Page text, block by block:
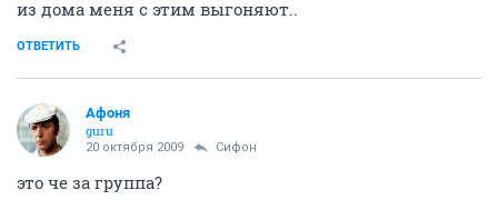
из дома меня с этим выгоняют..
ОТВЕТИТЬ
Aфоня
guru
20 октября 2009 Сифон
это че за группа?